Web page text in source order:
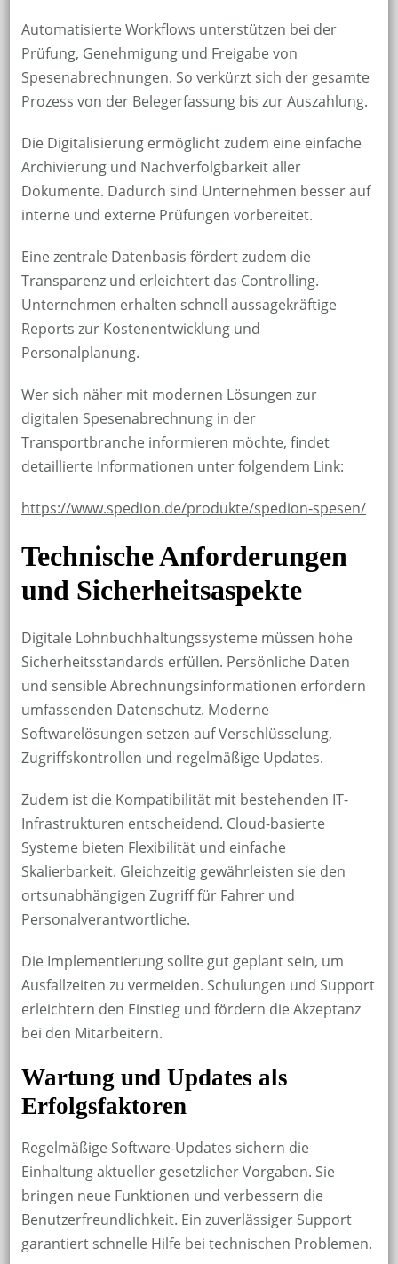
Automatisierte Workflows unterstützen bei der
Prüfung, Genehmigung und Freigabe von
Spesenabrechnungen. So verkürzt sich der gesamte
Prozess von der Belegerfassung bis zur Auszahlung.
Die Digitalisierung ermöglicht zudem eine einfache
Archivierung und Nachverfolgbarkeit aller
Dokumente. Dadurch sind Unternehmen besser auf
interne und externe Prüfungen vorbereitet.
Eine zentrale Datenbasis fördert zudem die
Transparenz und erleichtert das Controlling.
Unternehmen erhalten schnell aussagekräftige
Reports zur Kostenentwicklung und
Personalplanung.
Wer sich näher mit modernen Lösungen zur
digitalen Spesenabrechnung in der
Transportbranche informieren möchte, findet
detaillierte Informationen unter folgendem Link:
https://www.spedion.de/produkte/spedion-spesen/
Technische Anforderungen
und Sicherheitsaspekte
Digitale Lohnbuchhaltungssysteme müssen hohe
Sicherheitsstandards erfüllen. Persönliche Daten
und sensible Abrechnungsinformationen erfordern
umfassenden Datenschutz. Moderne
Softwarelösungen setzen auf Verschlüsselung,
Zugriffskontrollen und regelmäßige Updates.
Zudem ist die Kompatibilität mit bestehenden IT-
Infrastrukturen entscheidend. Cloud-basierte
Systeme bieten Flexibilität und einfache
Skalierbarkeit. Gleichzeitig gewährleisten sie den
ortsunabhängigen Zugriff für Fahrer und
Personalverantwortliche.
Die Implementierung sollte gut geplant sein, um
Ausfallzeiten zu vermeiden. Schulungen und Support
erleichtern den Einstieg und fördern die Akzeptanz
bei den Mitarbeitern.
Wartung und Updates als
Erfolgsfaktoren
Regelmäßige Software-Updates sichern die
Einhaltung aktueller gesetzlicher Vorgaben. Sie
bringen neue Funktionen und verbessern die
Benutzerfreundlichkeit. Ein zuverlässiger Support
garantiert schnelle Hilfe bei technischen Problemen.